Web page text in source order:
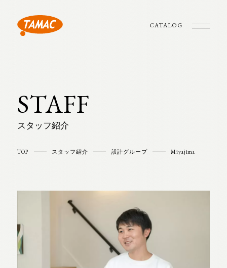
CATALOG
STAFF
スタッフ紹介
TOP スタッフ紹介 設計グループ Miyajima